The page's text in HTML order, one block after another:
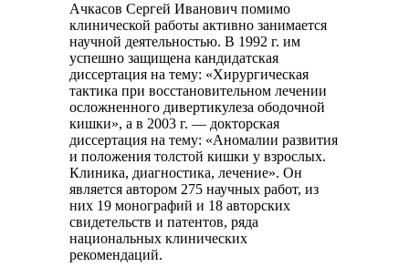
Ачкасов Сергей Иванович помимо
клинической работы активно занимается
научной деятельностью. В 1992 г. им
успешно защищена кандидатская
диссертация на тему: «Хирургическая
тактика при восстановительном лечении
осложненного дивертикулеза ободочной
кишки», а в 2003 г. — докторская
диссертация на тему: «Аномалии развития
и положения толстой кишки у взрослых.
Клиника, диагностика, лечение». Он
является автором 275 научных работ, из
них 19 монографий и 18 авторских
свидетельств и патентов, ряда
национальных клинических
рекомендаций.